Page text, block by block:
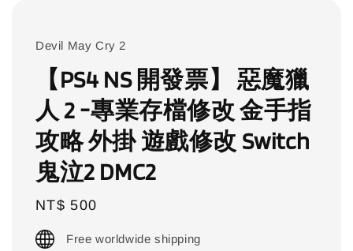
Devil May Cry 2
【PS4 NS 開發票】 惡魔獵
人 2 -專業存檔修改 金手指
攻略 外掛 遊戲修改 Switch
鬼泣2 DMC2
Regular
price
NT$ 500
Free worldwide shipping